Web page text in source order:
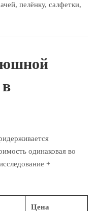
пелёнку, салфетки,
одинаковая во
+
Цена